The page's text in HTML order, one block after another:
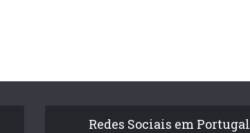
Redes Sociais em Portugal